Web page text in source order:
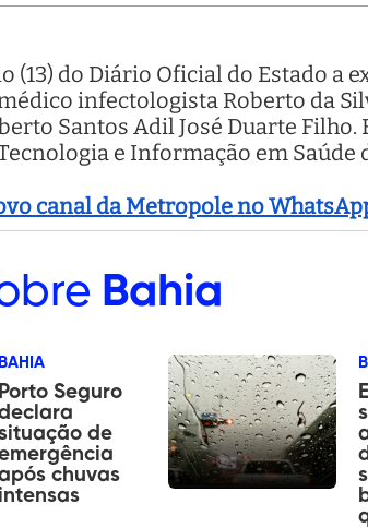
(13) do Diário Oficial do Estado a
infectologista Roberto da
Santos Adil José Duarte
e Informação em Saúde
canal da Metropole no
Bahia
BAHIA
Porto Seguro
de
chuvas
intensas